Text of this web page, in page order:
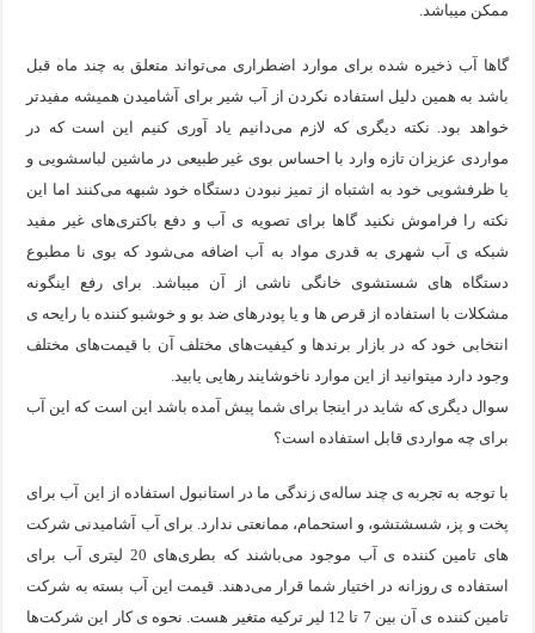
ممکن میباشد.
گاها آب ذخیره شده برای موارد اضطراری می‌تواند متعلق به چند ماه قبل
باشد به همین دلیل استفاده نکردن از آب شیر برای آشامیدن همیشه مفیدتر
خواهد بود. نکته دیگری که لازم می‌دانیم یاد آوری کنیم این است که در
مواردی عزیزان تازه وارد با احساس بوی غیر طبیعی در ماشین لباسشویی و
یا ظرفشویی خود به اشتباه از تمیز نبودن دستگاه خود شبهه می‌کنند اما این
نکته را فراموش نکنید گاها برای تصویه ی آب و دفع باکتری‌های غیر مفید
شبکه ی آب شهری به قدری مواد به آب اضافه می‌شود که بوی نا مطبوع
دستگاه های شستشوی خانگی ناشی از آن میباشد. برای رفع اینگونه
مشکلات با استفاده از قرص ها و یا پودرهای ضد بو و خوشبو کننده با رایحه ی
انتخابی خود که در بازار برندها و کیفیت‌های مختلف آن با قیمت‌های مختلف
وجود دارد میتوانید از این موارد ناخوشایند رهایی یابید.
سوال دیگری که شاید در اینجا برای شما پیش آمده باشد این است که این آب
برای چه مواردی قابل استفاده است؟
با توجه به تجربه ی چند ساله‌ی زندگی ما در استانبول استفاده از این آب برای
پخت و پز، شسشتشو، و استحمام، ممانعتی ندارد. برای آب آشامیدنی شرکت
های تامین کننده ی آب موجود می‌باشند که بطری‌های 20 لیتری آب برای
استفاده ی روزانه در اختیار شما قرار می‌دهند. قیمت این آب بسته به شرکت
تامین کننده ی آن بین 7 تا 12 لیر ترکیه متغیر هست. نحوه ی کار این شرکت‌ها